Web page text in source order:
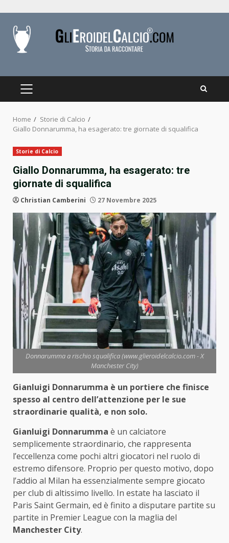
content
PRIMARY
Home
Storie di Calcio
Giallo Donnarumma, ha esagerato: tre giornate di squalifica
Storie di Calcio
Giallo Donnarumma, ha esagerato: tre
giornate di squalifica
Christian Camberini 27 Novembre 2025
Donnarumma a rischio squalifica (www.glieroidelcalcio.com - X
Manchester City)
Gianluigi Donnarumma è un portiere che finisce
spesso al centro dell’attenzione per le sue
straordinarie qualità, e non solo.
Gianluigi Donnarumma è un calciatore
semplicemente straordinario, che rappresenta
l’eccellenza come pochi altri giocatori nel ruolo di
estremo difensore. Proprio per questo motivo, dopo
l’addio al Milan ha essenzialmente sempre giocato
per club di altissimo livello. In estate ha lasciato il
Paris Saint Germain, ed è finito a disputare partite su
partite in Premier League con la maglia del
Manchester City.